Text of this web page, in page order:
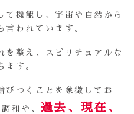
て機能し、宇宙や自然から
言われています。
を整え、スピリチュアルな
ます。
びつくことを象徴してお
調和や、 過去、現在、